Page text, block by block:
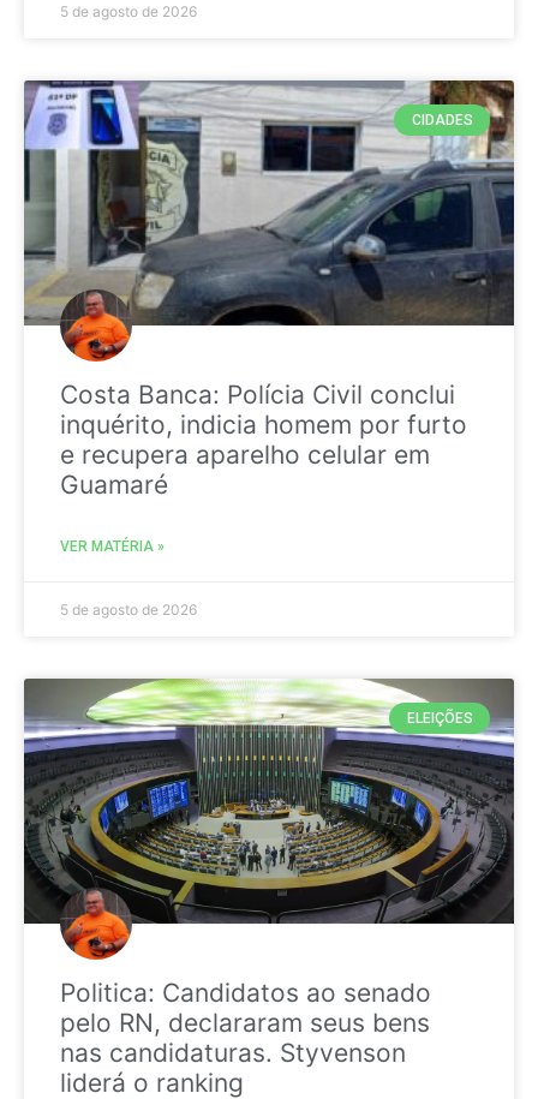
5 de agosto de 2026
CIDADES
Costa Banca: Polícia Civil conclui
inquérito, indicia homem por furto
e recupera aparelho celular em
Guamaré
VER MATÉRIA »
5 de agosto de 2026
ELEIÇÕES
Politica: Candidatos ao senado
pelo RN, declararam seus bens
nas candidaturas. Styvenson
liderá o ranking